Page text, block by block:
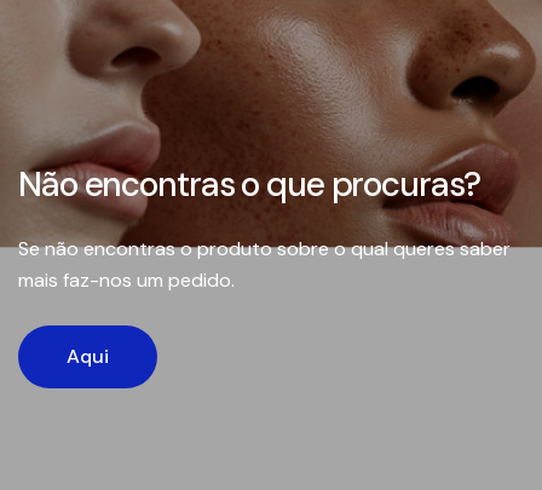
Não encontras o que procuras?
Se não encontras o produto sobre o qual queres saber
mais faz-nos um pedido.
Aqui